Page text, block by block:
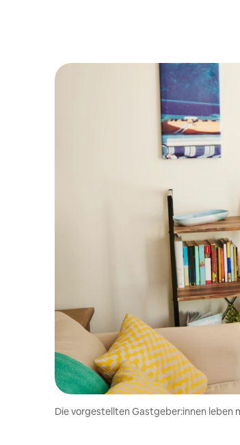
Die vorgestellten Gastgeber:innen leben